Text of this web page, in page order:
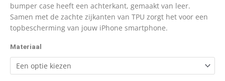
bumper case heeft een achterkant, gemaakt van leer.
Samen met de zachte zijkanten van TPU zorgt het voor een
topbescherming van jouw iPhone smartphone.
Materiaal